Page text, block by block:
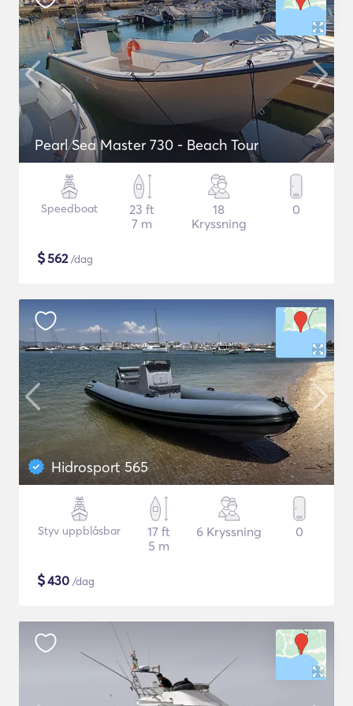
Pearl Sea Master 730 - Beach Tour
Speedboat
23 ft
7 m
18
Kryssning
0
$562/dag
Hidrosport 565
Styv uppblåsbar
17 ft
5 m
6 Kryssning 0
$430 /dag